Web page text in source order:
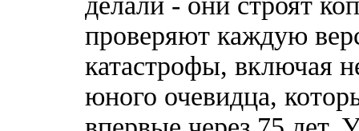
проверяют каждую
катастрофы, включая
юного очевидца,